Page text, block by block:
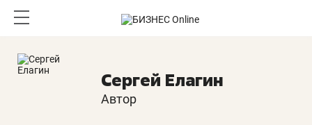
Сергей Елагин
Автор